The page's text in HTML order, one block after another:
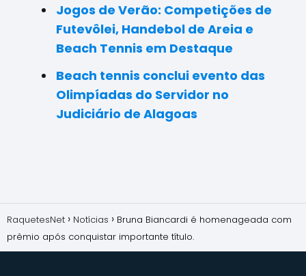
Jogos de Verão: Competições de
Futevôlei, Handebol de Areia e
Beach Tennis em Destaque
Beach tennis conclui evento das
Olimpíadas do Servidor no
Judiciário de Alagoas
RaquetesNet Notícias
Bruna Biancardi é homenageada com
prêmio após conquistar importante título.